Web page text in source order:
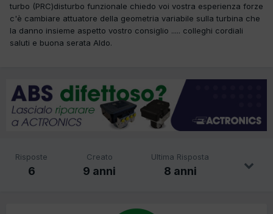
turbo (PRC)disturbo funzionale chiedo voi vostra esperienza forze
c'è cambiare attuatore della geometria variabile sulla turbina che
la danno insieme aspetto vostro consiglio ..... colleghi cordiali
saluti e buona serata Aldo.
Risposte
6
Creato
9 anni
Ultima Risposta
8 anni